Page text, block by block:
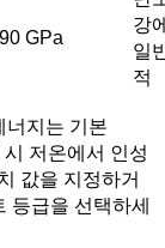
GPa
강
일
적
너지는 기본
저온에서 인성
값을 지정하거
등급을 선택하세